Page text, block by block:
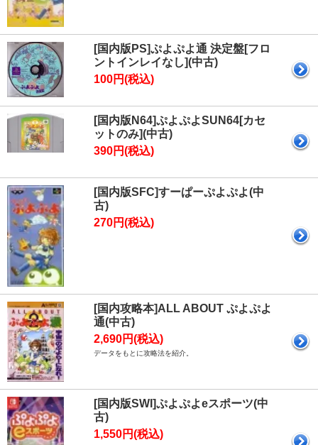
[国内版PS]ぷよぷよ通 決定盤[フロ
ントインレイなし](中古)
100円(税込)
[国内版N64]ぷよぷよSUN64[カセ
ットのみ](中古)
390円(税込)
[国内版SFC]すーぱーぷよぷよ(中
古)
270円(税込)
[国内攻略本]ALL ABOUT ぷよぷよ
通(中古)
2,690円(税込)
データをもとに攻略法を紹介。
[国内版SWI]ぷよぷよeスポーツ(中
古)
1,550円(税込)